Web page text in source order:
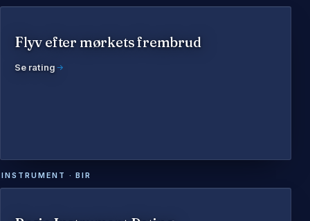
Flyv efter mørkets frembrud
Se rating
INSTRUMENT · BIR